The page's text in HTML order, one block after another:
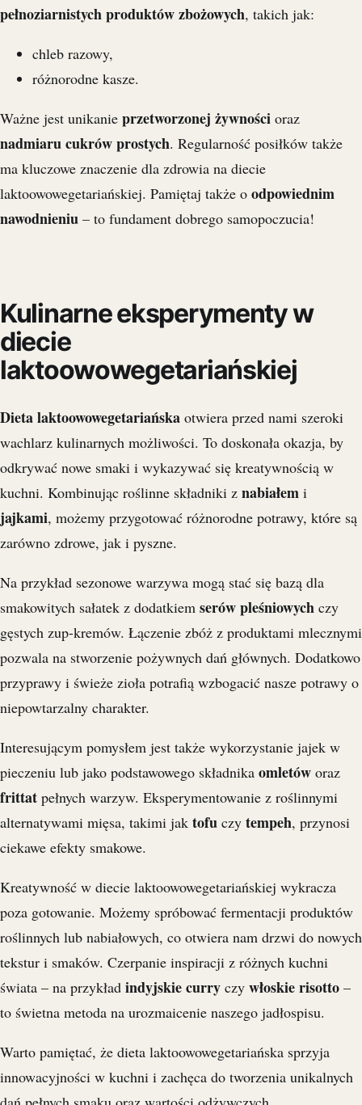
pełnoziarnistych produktów zbożowych, takich jak:
chleb razowy,
różnorodne kasze.
Ważne jest unikanie przetworzonej żywności oraz
nadmiaru cukrów prostych. Regularność posiłków także
ma kluczowe znaczenie dla zdrowia na diecie
laktoowowegetariańskiej. Pamiętaj także o odpowiednim
nawodnieniu – to fundament dobrego samopoczucia!
Kulinarne eksperymenty w
diecie
laktoowowegetariańskiej
Dieta laktoowowegetariańska otwiera przed nami szeroki
wachlarz kulinarnych możliwości. To doskonała okazja, by
odkrywać nowe smaki i wykazywać się kreatywnością w
kuchni. Kombinując roślinne składniki z nabiałem i
jajkami, możemy przygotować różnorodne potrawy, które są
zarówno zdrowe, jak i pyszne.
Na przykład sezonowe warzywa mogą stać się bazą dla
smakowitych sałatek z dodatkiem serów pleśniowych czy
gęstych zup-kremów. Łączenie zbóż z produktami mlecznymi
pozwala na stworzenie pożywnych dań głównych. Dodatkowo
przyprawy i świeże zioła potrafią wzbogacić nasze potrawy o
niepowtarzalny charakter.
Interesującym pomysłem jest także wykorzystanie jajek w
pieczeniu lub jako podstawowego składnika omletów oraz
frittat pełnych warzyw. Eksperymentowanie z roślinnymi
alternatywami mięsa, takimi jak tofu czy tempeh, przynosi
ciekawe efekty smakowe.
Kreatywność w diecie laktoowowegetariańskiej wykracza
poza gotowanie. Możemy spróbować fermentacji produktów
roślinnych lub nabiałowych, co otwiera nam drzwi do nowych
tekstur i smaków. Czerpanie inspiracji z różnych kuchni
świata – na przykład indyjskie curry czy włoskie risotto –
to świetna metoda na urozmaicenie naszego jadłospisu.
Warto pamiętać, że dieta laktoowowegetariańska sprzyja
innowacyjności w kuchni i zachęca do tworzenia unikalnych